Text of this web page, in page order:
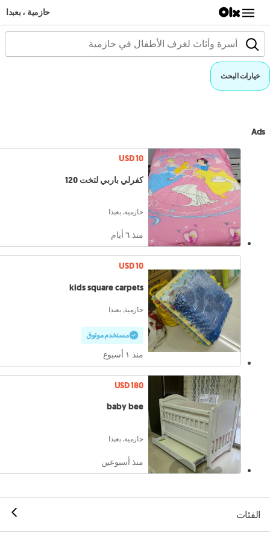
حازمية ، بعبدا
خيارات البحث
Ads
USD 10
كفرلي باربي لتخت 120
حازمية, بعبدا
منذ ٦ أيام
USD 10
kids square carpets
حازمية, بعبدا
مستخدم موثوق
منذ ١ أسبوع
USD 180
baby bee
حازمية, بعبدا
منذ أسبوعين
الفئات